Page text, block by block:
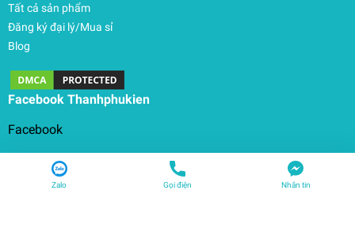
Tất cả sản phẩm
Đăng ký đại lý/Mua sỉ
Blog
Facebook Thanhphukien
Facebook
Zalo Gọi điện Nhắn tin